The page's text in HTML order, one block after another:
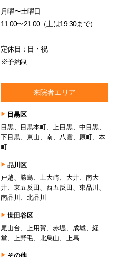
月曜〜土曜日
11:00〜21:00（土は19:30まで）
定休日：日・祝
※予約制
来院者エリア
目黒区
目黒、目黒本町、上目黒、中目黒、
下目黒、東山、南、八雲、原町、本
町
品川区
戸越、勝島、上大崎、大井、南大
井、東五反田、西五反田、東品川、
南品川、北品川
世田谷区
尾山台、上用賀、赤堤、成城、経
堂、上野毛、北烏山、上馬